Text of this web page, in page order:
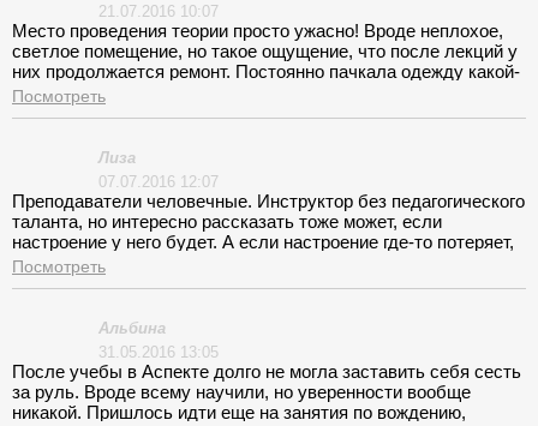
21.07.2016 10:07
Место проведения теории просто ужасно! Вроде неплохое,
светлое помещение, но такое ощущение, что после лекций у
них продолжается ремонт. Постоянно пачкала одежду какой-
то побелкой или что это я не знаю. А кроме чистоты им не
хватает простой вешалки. Особенно остро чувствуется это
четко, в оговоренное время и если на занятие опаздываешь,
потом можно не надеяться, что тебе теоретик что-то
объяснит, кроме того, что его время истекло.
Посмотреть
Лиза
07.07.2016 12:07
Преподаватели человечные. Инструктор без педагогического
таланта, но интересно рассказать тоже может, если
настроение у него будет. А если настроение где-то потеряет,
то надуется, и слова из него не выдавишь! Это напрягало!
Посмотреть
Альбина
31.05.2016 13:05
После учебы в Аспекте долго не могла заставить себя сесть
за руль. Вроде всему научили, но уверенности вообще
никакой. Пришлось идти еще на занятия по вождению,